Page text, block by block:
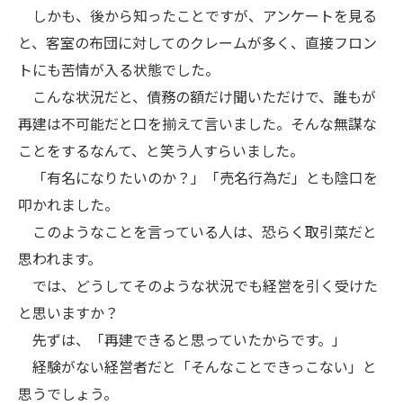
しかも、後から知ったことですが、アンケートを見る
と、客室の布団に対してのクレームが多く、直接フロン
トにも苦情が入る状態でした。
こんな状況だと、債務の額だけ聞いただけで、誰もが
再建は不可能だと口を揃えて言いました。そんな無謀な
ことをするなんて、と笑う人すらいました。
「有名になりたいのか？」「売名行為だ」とも陰口を
叩かれました。
このようなことを言っている人は、恐らく取引菜だと
思われます。
では、どうしてそのような状況でも経営を引く受けた
と思いますか？
先ずは、「再建できると思っていたからです。」
経験がない経営者だと「そんなことできっこない」と
思うでしょう。